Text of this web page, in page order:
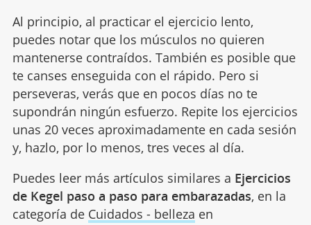
Al principio, al practicar el ejercicio lento,
puedes notar que los músculos no quieren
mantenerse contraídos. También es posible que
te canses enseguida con el rápido. Pero si
perseveras, verás que en pocos días no te
supondrán ningún esfuerzo. Repite los ejercicios
unas 20 veces aproximadamente en cada sesión
y, hazlo, por lo menos, tres veces al día.
Puedes leer más artículos similares a Ejercicios
de Kegel paso a paso para embarazadas, en la
categoría de Cuidados - belleza en